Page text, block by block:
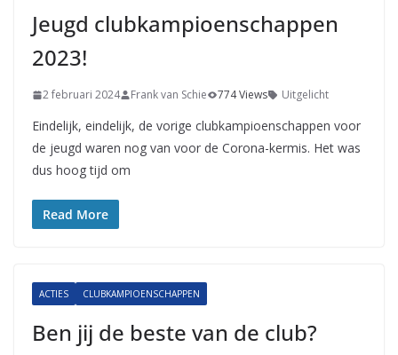
Jeugd clubkampioenschappen
2023!
2 februari 2024 Frank van Schie 774 Views Uitgelicht
Eindelijk, eindelijk, de vorige clubkampioenschappen voor
de jeugd waren nog van voor de Corona-kermis. Het was
dus hoog tijd om
Read More
ACTIES CLUBKAMPIOENSCHAPPEN
Ben jij de beste van de club?